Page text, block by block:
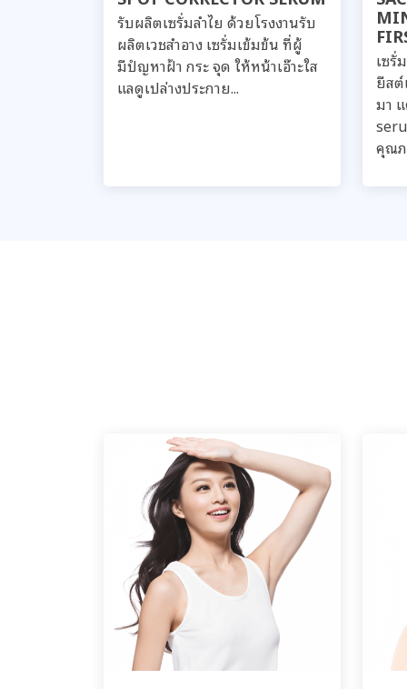
รับผลิตเซรั่มลำไย ด้วยโรงงานรับ
ผลิตเวชสำอาง เซรั่มเข้มข้น ที่ผู้
มีปํญหาฝ้า กระ จุด ให้หน้าเอ๊าะใส
แลดูเปล่างประกาย...
เซรั่
ยีสต์
มา
คุณภ